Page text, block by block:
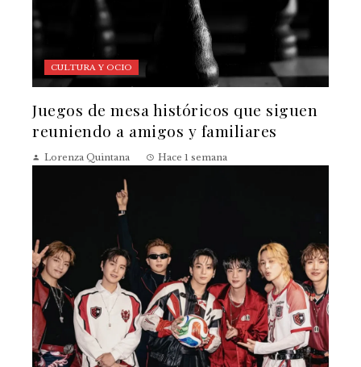
CULTURA Y OCIO
Juegos de mesa históricos que siguen
reuniendo a amigos y familiares
Lorenza Quintana Hace 1 semana